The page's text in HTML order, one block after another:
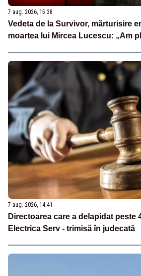
7 aug. 2026, 15:38
Vedeta de la Survivor, mărturisire
moartea lui Mircea Lucescu: „Am
7 aug. 2026, 14:41
Directoarea care a delapidat peste
Electrica Serv - trimisă în judecată